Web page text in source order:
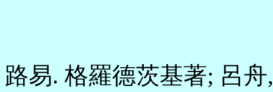
路易. 格羅德茨基著; 呂